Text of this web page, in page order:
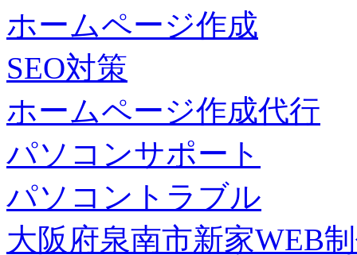
ホームページ作成
SEO対策
ホームページ作成代行
パソコンサポート
パソコントラブル
大阪府泉南市新家WEB